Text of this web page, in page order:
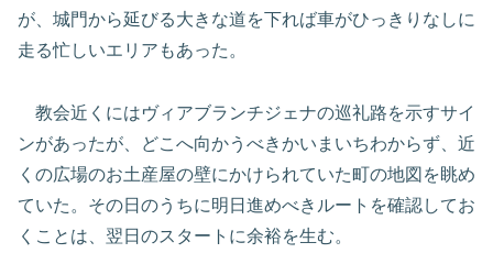
が、城門から延びる大きな道を下れば車がひっきりなしに
走る忙しいエリアもあった。
教会近くにはヴィアブランチジェナの巡礼路を示すサイ
ンがあったが、どこへ向かうべきかいまいちわからず、近
くの広場のお土産屋の壁にかけられていた町の地図を眺め
ていた。その日のうちに明日進めべきルートを確認してお
くことは、翌日のスタートに余裕を生む。